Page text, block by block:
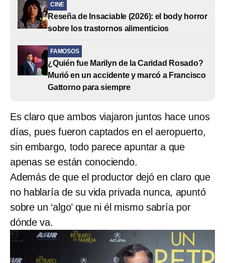
CINE
Reseña de Insaciable (2026): el body horror
sobre los trastornos alimenticios
FAMOSOS
¿Quién fue Marilyn de la Caridad Rosado?
Murió en un accidente y marcó a Francisco
Gattorno para siempre
Es claro que ambos viajaron juntos hace unos
días, pues fueron captados en el aeropuerto,
sin embargo, todo parece apuntar a que
apenas se están conociendo.
Además de que el productor dejó en claro que
no hablaría de su vida privada nunca, apuntó
sobre un ‘algo’ que ni él mismo sabría por
dónde va.